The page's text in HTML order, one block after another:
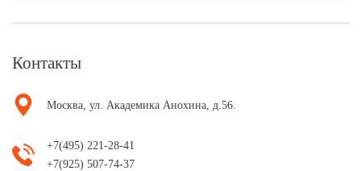
Контакты
Москва, ул. Академика Анохина, д.56.
+7(495) 221-28-41
+7(925) 507-74-37